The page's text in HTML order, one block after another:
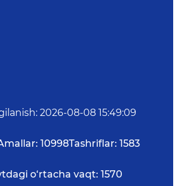
: 2026-08-08 15:49:09
10998Tashriflar: 1583
o‘rtacha vaqt: 1570